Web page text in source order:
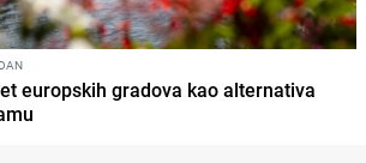
europskih gradova kao alternativa